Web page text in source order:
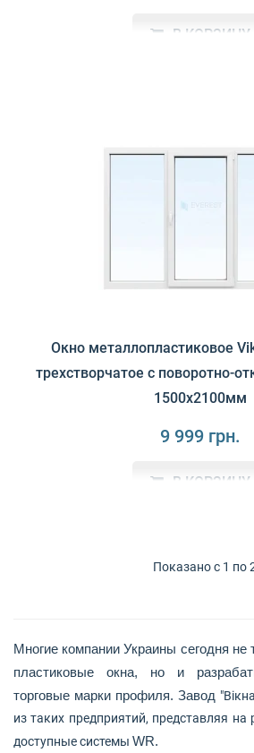
В КОРЗИНУ
Окно металлопластиковое
трехстворчатое с поворотно-
1500x2100мм
9 999 грн.
В КОРЗИНУ
WR700 изготовлено из высококачес..
Показано с 1 по
Многие компании Украины сегодня не
пластиковые окна, но и
торговые марки профиля. Завод
из таких предприятий, представляя
доступные системы WR.